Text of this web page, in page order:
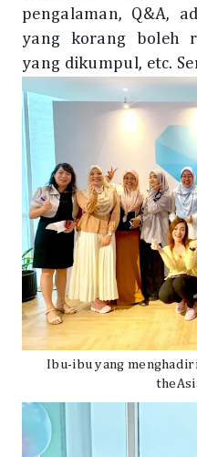
pengalaman, Q&A,
yang korang boleh
yang dikumpul, etc.
Ibu-ibu yang